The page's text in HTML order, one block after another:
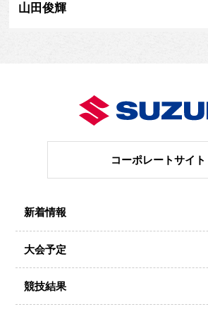
山田俊輝
コーポレートサイト
新着情報
大会予定
競技結果